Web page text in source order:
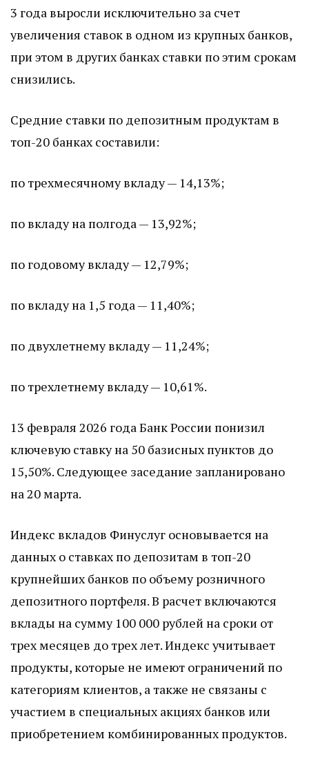
3 года выросли исключительно за счет
увеличения ставок в одном из крупных банков,
при этом в других банках ставки по этим срокам
снизились.
Средние ставки по депозитным продуктам в
топ-20 банках составили:
по трехмесячному вкладу — 14,13%;
по вкладу на полгода — 13,92%;
по годовому вкладу — 12,79%;
по вкладу на 1,5 года — 11,40%;
по двухлетнему вкладу — 11,24%;
по трехлетнему вкладу — 10,61%.
13 февраля 2026 года Банк России понизил
ключевую ставку на 50 базисных пунктов до
15,50%. Следующее заседание запланировано
на 20 марта.
Индекс вкладов Финуслуг основывается на
данных о ставках по депозитам в топ-20
крупнейших банков по объему розничного
депозитного портфеля. В расчет включаются
вклады на сумму 100 000 рублей на сроки от
трех месяцев до трех лет. Индекс учитывает
продукты, которые не имеют ограничений по
категориям клиентов, а также не связаны с
участием в специальных акциях банков или
приобретением комбинированных продуктов.